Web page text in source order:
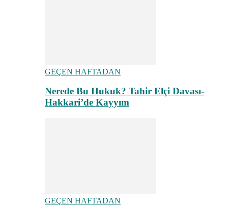
GEÇEN HAFTADAN
Nerede Bu Hukuk? Tahir Elçi Davası-
Hakkari’de Kayyım
GEÇEN HAFTADAN